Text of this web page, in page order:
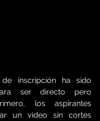
inscripción ha sido
ser directo pero
los aspirantes
un video sin cortes